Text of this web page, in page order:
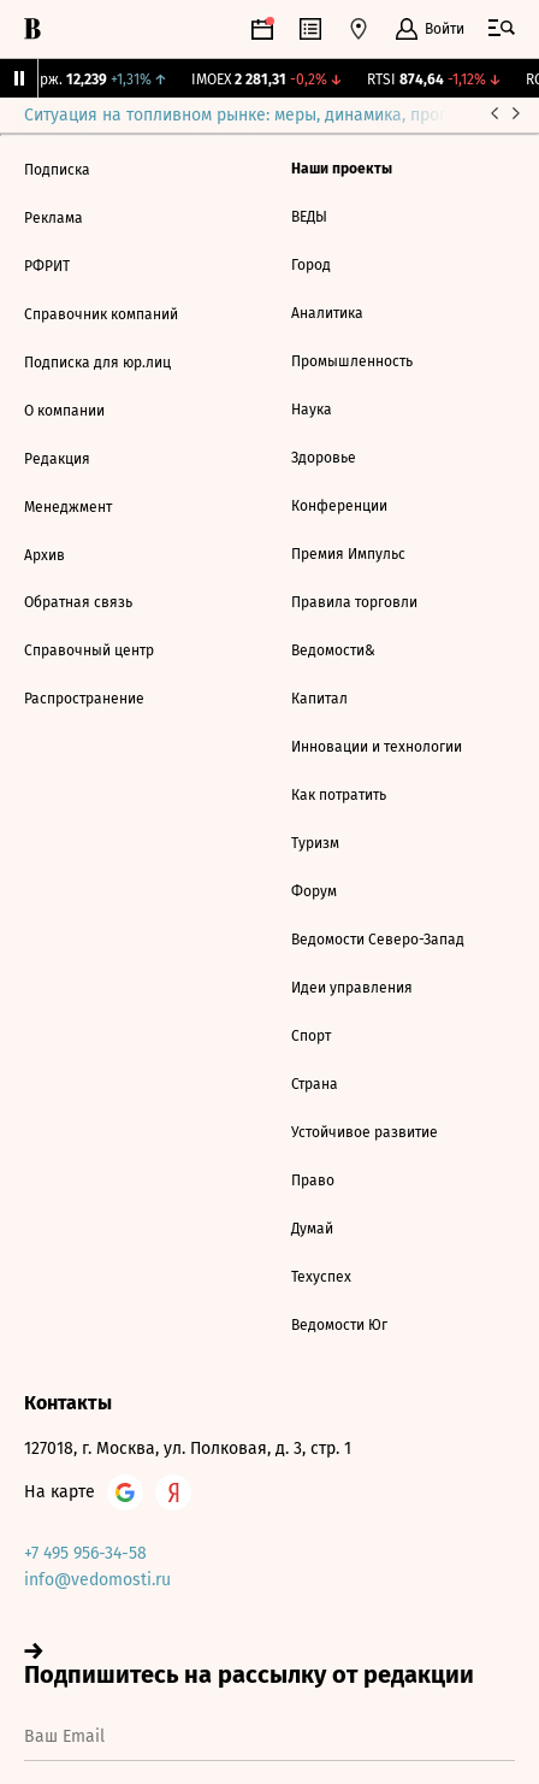
Войти
Бирж. 12,239 +1,31%↑ IMOEX 2 281,31 -0,2%↓ RTSI 874,64 -1,12%↓
Ситуация на топливном рынке: меры, динамика, прогнозы
Подписка
Реклама
РФРИТ
Справочник компаний
Подписка для юр.лиц
О компании
Редакция
Менеджмент
Архив
Обратная связь
Справочный центр
Распространение
Наши проекты
ВЕДЫ
Город
Аналитика
Промышленность
Наука
Здоровье
Конференции
Премия Импульс
Правила торговли
Ведомости&
Капитал
Инновации и технологии
Как потратить
Туризм
Форум
Ведомости Северо-Запад
Идеи управления
Спорт
Страна
Устойчивое развитие
Право
Думай
Техуспех
Ведомости Юг
Контакты
127018, г. Москва, ул. Полковая, д. 3, стр. 1
На карте
+7 495 956-34-58
info@vedomosti.ru